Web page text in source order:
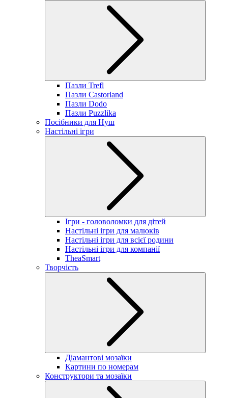
Пазли Trefl
Пазли Castorland
Пазли Dodo
Пазли Puzzlika
Посібники для Нуш
Настільні ігри
Ігри - головоломки для дітей
Настільні ігри для малюків
Настільні ігри для всієї родини
Настільні ігри для компанії
TheaSmart
Творчість
Діамантові мозаїки
Картини по номерам
Конструктори та мозаїки